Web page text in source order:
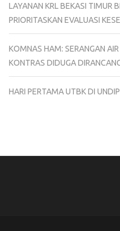
LAYANAN KRL BEKASI TIMUR
PRIORITASKAN EVALUASI
KOMNAS HAM: SERANGAN
KONTRAS DIDUGA
HARI PERTAMA UTBK DI